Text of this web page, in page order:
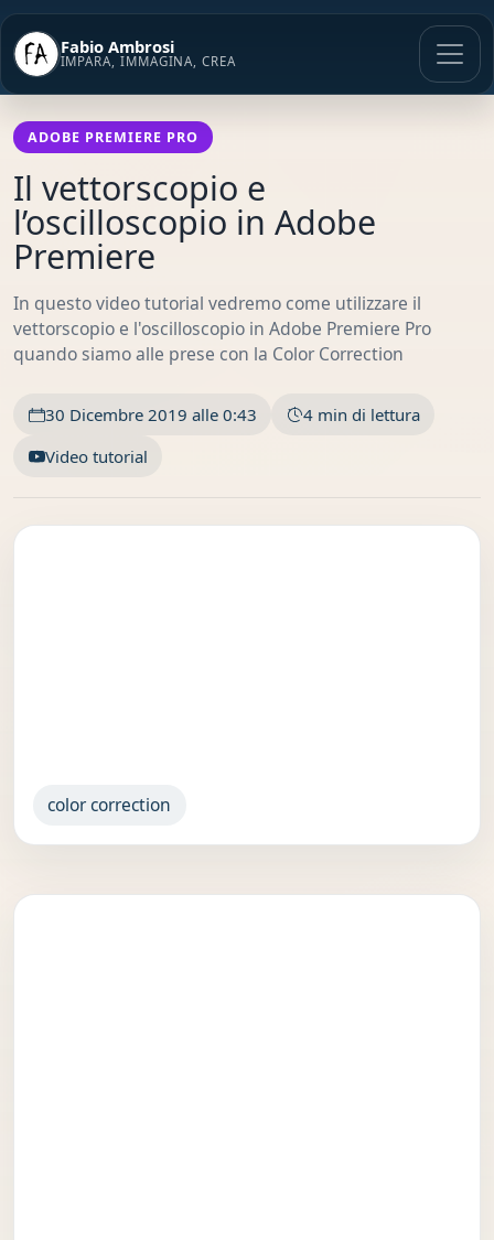
Vai
contenuto
Fabio Ambrosi
IMPARA, IMMAGINA, CREA
ADOBE PREMIERE PRO
Il vettorscopio e
l’oscilloscopio in Adobe
Premiere
In questo video tutorial vedremo come utilizzare il
vettorscopio e l'oscilloscopio in Adobe Premiere Pro
quando siamo alle prese con la Color Correction
30 Dicembre 2019 alle 0:43
4 min di lettura
Video tutorial
color correction